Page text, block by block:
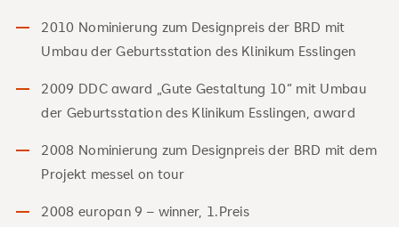
2010 Nominierung zum Designpreis der BRD mit
Umbau der Geburtsstation des Klinikum Esslingen
2009 DDC award „Gute Gestaltung 10“ mit Umbau
der Geburtsstation des Klinikum Esslingen, award
2008 Nominierung zum Designpreis der BRD mit dem
Projekt messel on tour
2008 europan 9 – winner, 1.Preis